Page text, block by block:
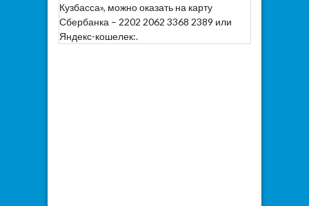
Кузбасса», можно оказать на карту
Сбербанка – 2202 2062 3368 2389 или
Яндекс-кошелек:.